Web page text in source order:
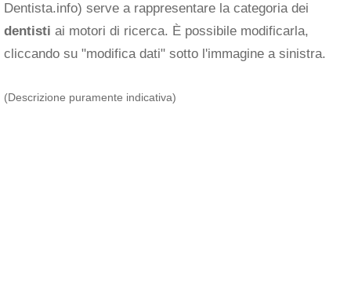
Dentista.info) serve a rappresentare la categoria dei
dentisti ai motori di ricerca. È possibile modificarla,
cliccando su "modifica dati" sotto l'immagine a sinistra.
(Descrizione puramente indicativa)